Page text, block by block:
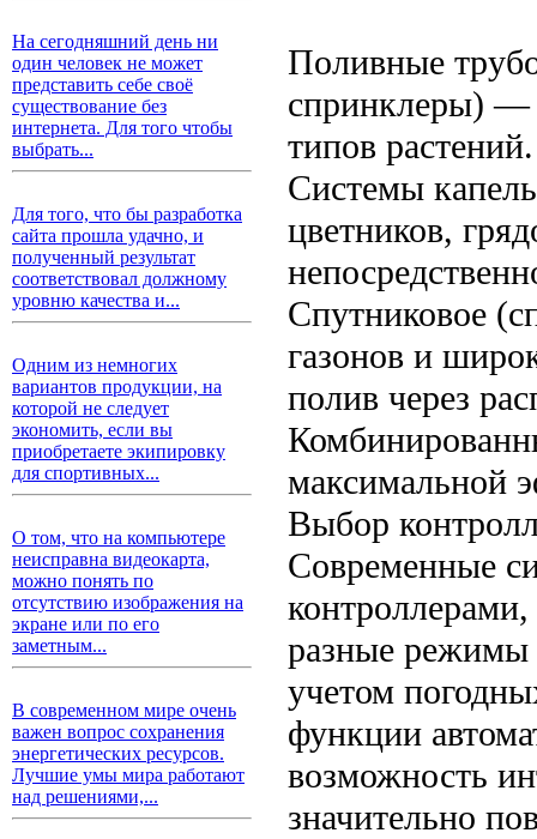
На сегодняшний день ни
один человек не может
представить себе своё
существование без
интернета. Для того чтобы
выбрать...
Для того, что бы разработка
сайта прошла удачно, и
полученный результат
соответствовал должному
уровню качества и...
Одним из немногих
вариантов продукции, на
которой не следует
экономить, если вы
приобретаете экипировку
для спортивных...
О том, что на компьютере
неисправна видеокарта,
можно понять по
отсутствию изображения на
экране или по его
заметным...
В современном мире очень
важен вопрос сохранения
энергетических ресурсов.
Лучшие умы мира работают
над решениями,...
Поливные
спринклеры) —
типов растений.
Системы
цветников,
Спутниковое
газонов и
полив через
максимальной
Выбор
Современные
разные режимы
учетом
функции
возможность
значительно